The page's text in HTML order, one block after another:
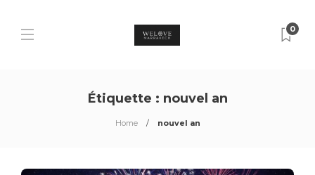
0
Étiquette : nouvel an
Home nouvel an